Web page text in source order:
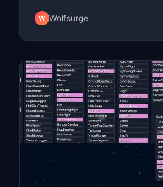
прекращения активной
от поль…
W Wolfsurge